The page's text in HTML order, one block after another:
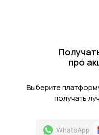
про
Выберите
получать
WhatsApp